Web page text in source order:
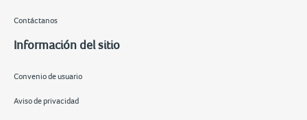
Contáctanos
Información del sitio
Convenio de usuario
Aviso de privacidad